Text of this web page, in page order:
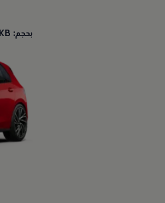
بحجم: 200KB